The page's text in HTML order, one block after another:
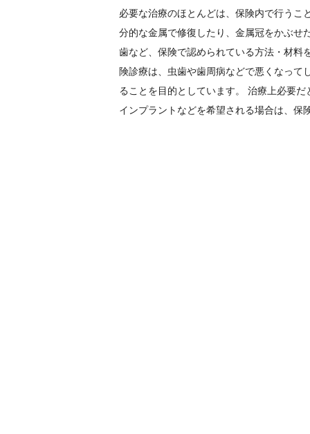
必要な治療のほとんどは、保険内で行うこ
分的な金属で修復したり、金属冠をかぶせ
歯など、保険で認められている方法・材料
険診療は、虫歯や歯周病などで悪くなって
ることを目的としています。 治療上必要
インプラントなどを希望される場合は、保